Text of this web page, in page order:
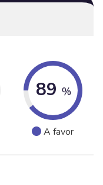
89 %
A favor